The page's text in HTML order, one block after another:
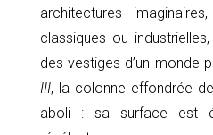
architectures
classiques ou
des vestiges d’un monde
III, la colonne effondrée
aboli : sa surface est